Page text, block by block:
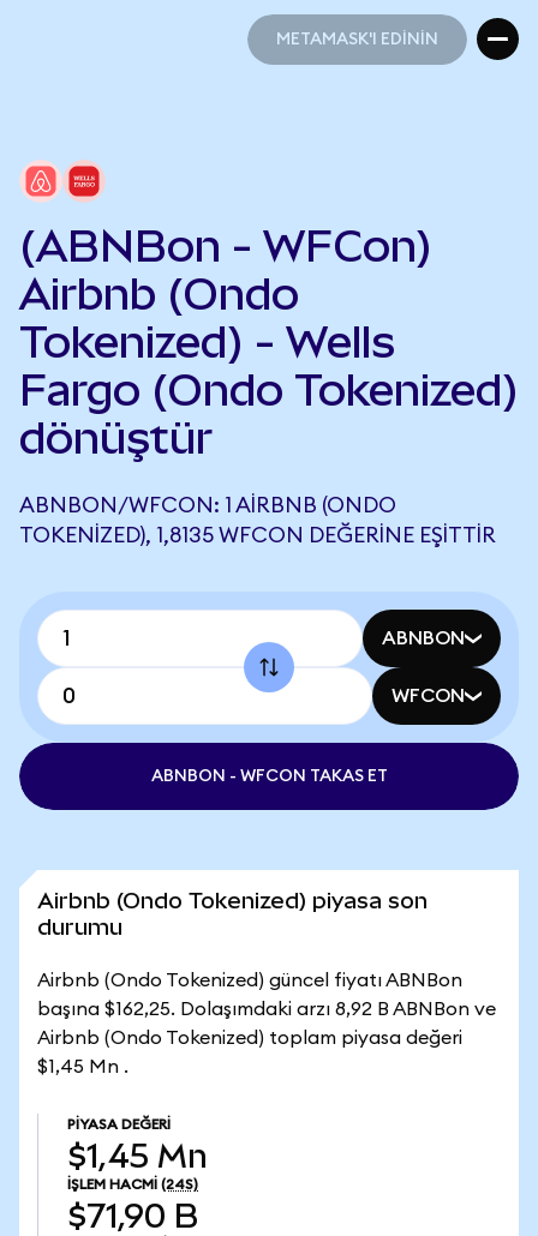
METAMASK'I EDİNİN
(ABNBon - WFCon)
Airbnb (Ondo
Tokenized) - Wells
Fargo (Ondo Tokenized)
dönüştür
ABNBON/WFCON: 1 AIRBNB (ONDO
TOKENIZED), 1,8135 WFCON DEĞERINE EŞITTIR
ABNBON
WFCON
ABNBON - WFCON TAKAS ET
Airbnb (Ondo Tokenized) piyasa son
durumu
Airbnb (Ondo Tokenized) güncel fiyatı ABNBon
başına $162,25. Dolaşımdaki arzı 8,92 B ABNBon ve
Airbnb (Ondo Tokenized) toplam piyasa değeri
$1,45 Mn .
PIYASA DEĞERI
$1,45 Mn
İŞLEM HACMI (24S)
$71,90 B